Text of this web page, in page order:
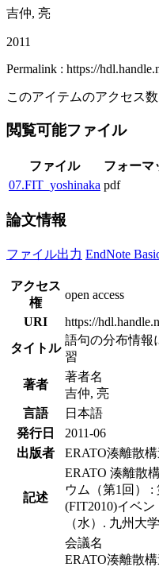
吉仲, 亮
2011
Permalink : https://
このアイテムのアクセス
閲覧可能ファイル
ファイル フォーマ
07.FIT_yoshinaka pdf
論文情報
ファイル出力 EndNote
アクセス
権
open access
URI
https://
タイトル
語句の分布情報
習
著者
著者名
吉仲, 亮
言語
日本語
発行日
2011-06
出版者
ERATO湊離散
記述
ERATO 湊離散
ウム（第1回） :
(FIT2010)イベン
（水）. 九州大
会議名
ERATO湊離散